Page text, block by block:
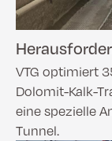
VTG optimiert
Dolomit-Kalk-
eine spezielle
Tunnel.